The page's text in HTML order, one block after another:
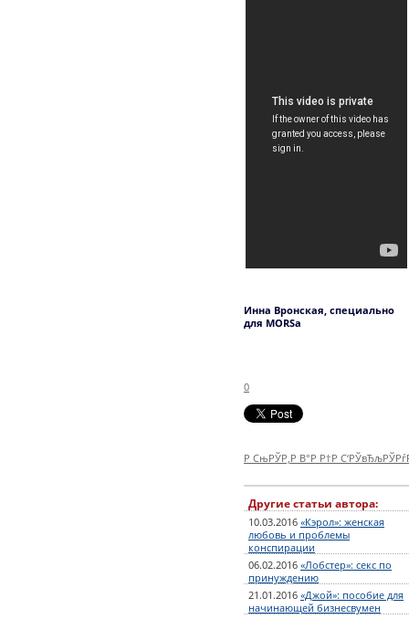
Инна Вронская, специально
для MORSa
0
Р СњРЎР‚Р В°Р Р†Р
Другие статьи автора:
10.03.2016 «Кэрол»: женская
любовь и проблемы
конспирации
06.02.2016 «Лобстер»: секс по
принуждению
21.01.2016 «Джой»: пособие для
начинающей бизнесвумен